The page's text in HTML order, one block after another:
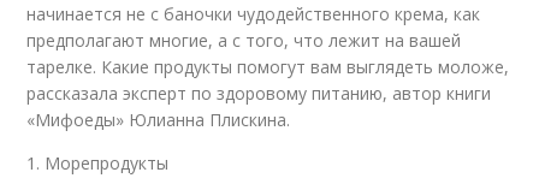
начинается не с баночки чудодейственного крема, как
предполагают многие, а с того, что лежит на вашей
тарелке. Какие продукты помогут вам выглядеть моложе,
рассказала эксперт по здоровому питанию, автор книги
«Мифоеды» Юлианна Плискина.
1. Морепродукты